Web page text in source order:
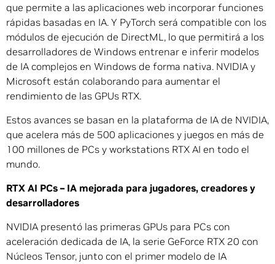
que permite a las aplicaciones web incorporar funciones
rápidas basadas en IA. Y PyTorch será compatible con los
módulos de ejecución de DirectML, lo que permitirá a los
desarrolladores de Windows entrenar e inferir modelos
de IA complejos en Windows de forma nativa. NVIDIA y
Microsoft están colaborando para aumentar el
rendimiento de las GPUs RTX.
Estos avances se basan en la plataforma de IA de NVIDIA,
que acelera más de 500 aplicaciones y juegos en más de
100 millones de PCs y workstations RTX AI en todo el
mundo.
RTX AI PCs – IA mejorada para jugadores, creadores y
desarrolladores
NVIDIA presentó las primeras GPUs para PCs con
aceleración dedicada de IA, la serie GeForce RTX 20 con
Núcleos Tensor, junto con el primer modelo de IA